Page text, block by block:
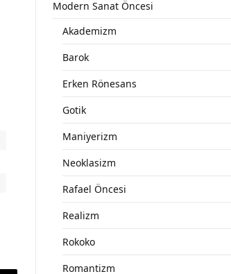
Modern Sanat Öncesi
Akademizm
Barok
Erken Rönesans
Gotik
Maniyerizm
Neoklasizm
Rafael Öncesi
Realizm
Rokoko
Romantizm